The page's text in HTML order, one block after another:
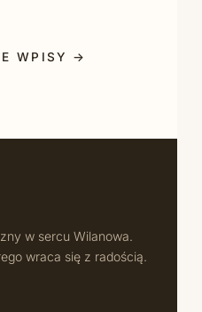
WPISY →
w sercu Wilanowa.
wraca się z radością.
Bellita